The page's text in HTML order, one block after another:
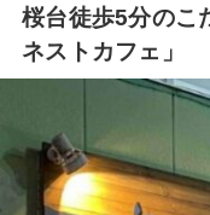
桜台徒歩5分のこ
ネストカフェ」